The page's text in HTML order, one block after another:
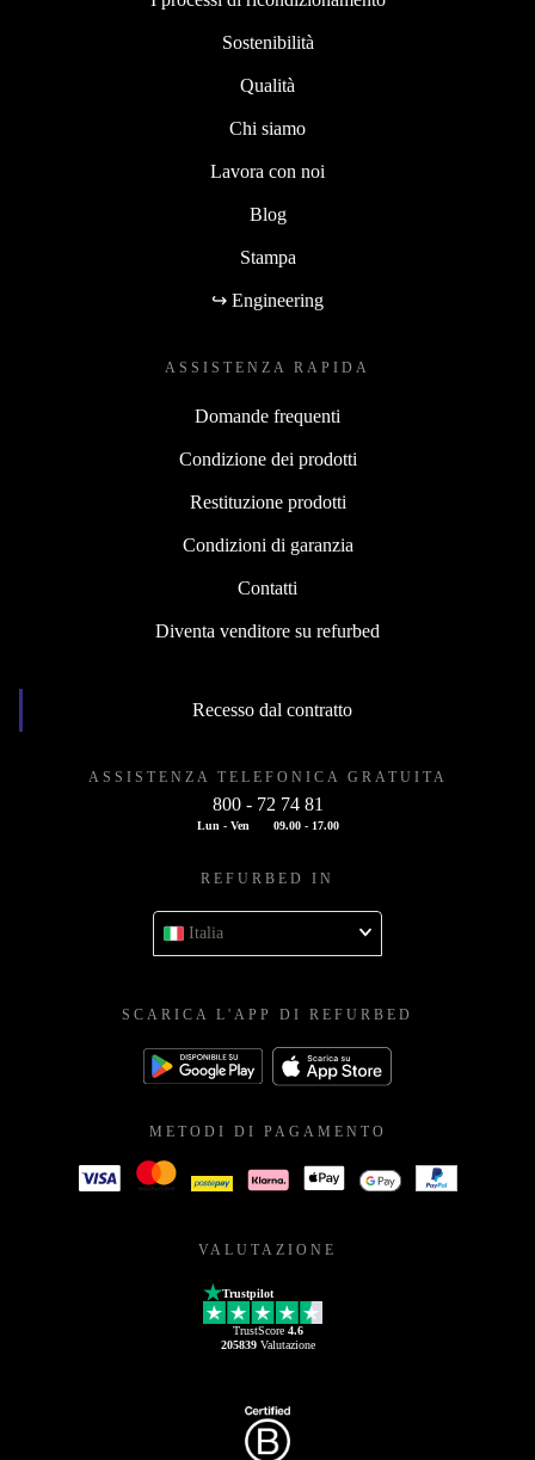
Sostenibilità
Qualità
Chi siamo
Lavora con noi
Blog
Stampa
↪ Engineering
ASSISTENZA RAPIDA
Domande frequenti
Condizione dei prodotti
Restituzione prodotti
Condizioni di garanzia
Contatti
Diventa venditore su refurbed
Recesso dal contratto
ASSISTENZA TELEFONICA GRATUITA
800 - 72 74 81
Lun - Ven 09.00 - 17.00
REFURBED IN
Italia
SCARICA L'APP DI REFURBED
METODI DI PAGAMENTO
VALUTAZIONE
Trustpilot
TrustScore 4.6
205839Valutazione